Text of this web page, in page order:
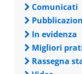
Comunicati
In evidenza
Migliori
Rassegna